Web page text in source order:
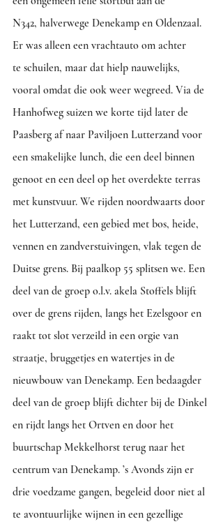
N342, halverwege Denekamp en Oldenzaal.
Er was alleen een vrachtauto om achter
te schuilen, maar dat hielp nauwelijks,
vooral omdat die ook weer wegreed. Via de
Hanhofweg suizen we korte tijd later de
Paasberg af naar Paviljoen Lutterzand voor
een smakelijke lunch, die een deel binnen
genoot en een deel op het overdekte terras
met kunstvuur. We rijden noordwaarts door
het Lutterzand, een gebied met bos, heide,
vennen en zandverstuivingen, vlak tegen de
Duitse grens. Bij paalkop 55 splitsen we. Een
deel van de groep o.l.v. akela Stoffels blijft
over de grens rijden, langs het Ezelsgoor en
raakt tot slot verzeild in een orgie van
straatje, bruggetjes en watertjes in de
nieuwbouw van Denekamp. Een bedaagder
deel van de groep blijft dichter bij de Dinkel
en rijdt langs het Ortven en door het
buurtschap Mekkelhorst terug naar het
centrum van Denekamp. ’s Avonds zijn er
drie voedzame gangen, begeleid door niet al
te avontuurlijke wijnen in een gezellige